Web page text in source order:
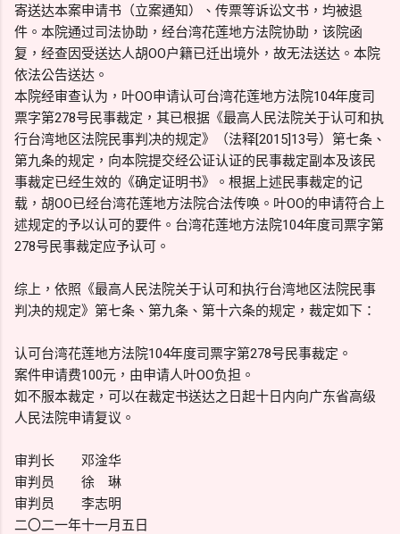
寄送达本案申请书（立案通知）、传票等诉讼文书，均被退
件。本院通过司法协助，经台湾花莲地方法院协助，该院函
复，经查因受送达人胡OO户籍已迁出境外，故无法送达。本院
依法公告送达。
本院经审查认为，叶OO申请认可台湾花莲地方法院104年度司
票字第278号民事裁定，其已根据《最高人民法院关于认可和执
行台湾地区法院民事判决的规定》（法释[2015]13号）第七条、
第九条的规定，向本院提交经公证认证的民事裁定副本及该民
事裁定已经生效的《确定证明书》。根据上述民事裁定的记
载，胡OO已经台湾花莲地方法院合法传唤。叶OO的申请符合上
述规定的予以认可的要件。台湾花莲地方法院104年度司票字第
278号民事裁定应予认可。
综上，依照《最高人民法院关于认可和执行台湾地区法院民事
判决的规定》第七条、第九条、第十六条的规定，裁定如下：
认可台湾花莲地方法院104年度司票字第278号民事裁定。
案件申请费100元，由申请人叶OO负担。
如不服本裁定，可以在裁定书送达之日起十日内向广东省高级
人民法院申请复议。
审判长 邓淦华
审判员 徐 琳
审判员 李志明
二〇二一年十一月五日